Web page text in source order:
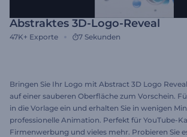
Abstraktes 3D-Logo-Reveal
47K+ Exporte 7 Sekunden
Bringen Sie Ihr Logo mit Abstract 3D Logo
auf einer sauberen Oberfläche zum Vorschein.
in die Vorlage ein und erhalten Sie in wenigen
professionelle Animation. Perfekt für YouTube-
Firmenwerbung und vieles mehr. Probieren Sie